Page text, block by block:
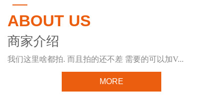
ABOUT US
商家介绍
我们这里啥都拍. 而且拍的还不差 需要的可以加V...
MORE